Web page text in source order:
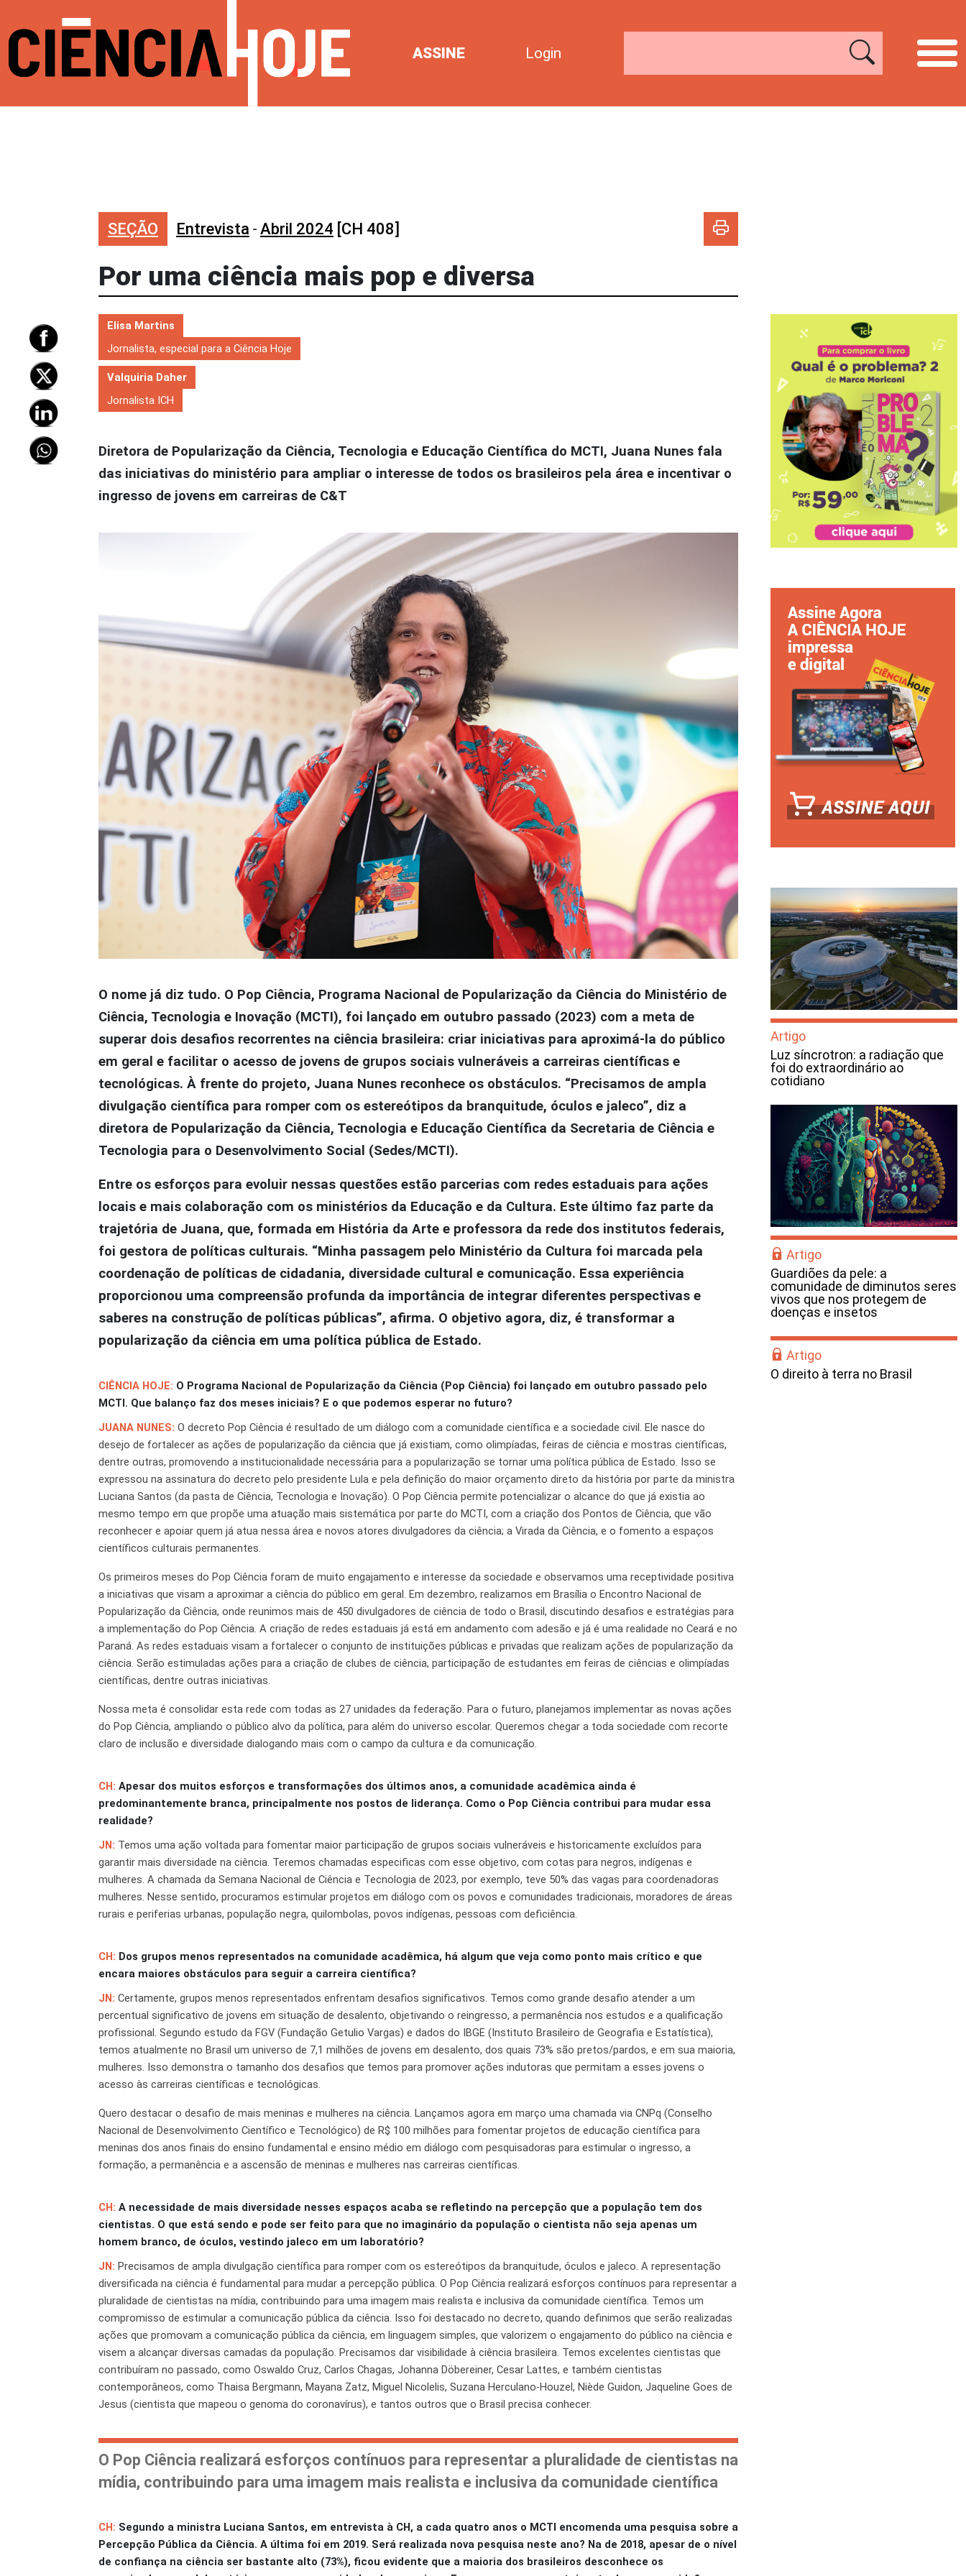
ASSINE Login
SEÇÃO Entrevista - Abril 2024 [CH 408]
Por uma ciência mais pop e diversa
Elisa Martins
Jornalista, especial para a Ciência Hoje
Valquiria Daher
Jornalista ICH
Diretora de Popularização da Ciência, Tecnologia e Educação Científica do MCTI, Juana Nunes fala
das iniciativas do ministério para ampliar o interesse de todos os brasileiros pela área e incentivar o
ingresso de jovens em carreiras de C&T
O nome já diz tudo. O Pop Ciência, Programa Nacional de Popularização da Ciência do Ministério de
Ciência, Tecnologia e Inovação (MCTI), foi lançado em outubro passado (2023) com a meta de
superar dois desafios recorrentes na ciência brasileira: criar iniciativas para aproximá-la do público
em geral e facilitar o acesso de jovens de grupos sociais vulneráveis a carreiras científicas e
tecnológicas. À frente do projeto, Juana Nunes reconhece os obstáculos. “Precisamos de ampla
divulgação científica para romper com os estereótipos da branquitude, óculos e jaleco”, diz a
diretora de Popularização da Ciência, Tecnologia e Educação Científica da Secretaria de Ciência e
Tecnologia para o Desenvolvimento Social (Sedes/MCTI).
Entre os esforços para evoluir nessas questões estão parcerias com redes estaduais para ações
locais e mais colaboração com os ministérios da Educação e da Cultura. Este último faz parte da
trajetória de Juana, que, formada em História da Arte e professora da rede dos institutos federais,
foi gestora de políticas culturais. “Minha passagem pelo Ministério da Cultura foi marcada pela
coordenação de políticas de cidadania, diversidade cultural e comunicação. Essa experiência
proporcionou uma compreensão profunda da importância de integrar diferentes perspectivas e
saberes na construção de políticas públicas”, afirma. O objetivo agora, diz, é transformar a
popularização da ciência em uma política pública de Estado.
CIÊNCIA HOJE: O Programa Nacional de Popularização da Ciência (Pop Ciência) foi lançado em outubro passado pelo
MCTI. Que balanço faz dos meses iniciais? E o que podemos esperar no futuro?
JUANA NUNES: O decreto Pop Ciência é resultado de um diálogo com a comunidade científica e a sociedade civil. Ele nasce do
desejo de fortalecer as ações de popularização da ciência que já existiam, como olimpíadas, feiras de ciência e mostras científicas,
dentre outras, promovendo a institucionalidade necessária para a popularização se tornar uma política pública de Estado. Isso se
expressou na assinatura do decreto pelo presidente Lula e pela definição do maior orçamento direto da história por parte da ministra
Luciana Santos (da pasta de Ciência, Tecnologia e Inovação). O Pop Ciência permite potencializar o alcance do que já existia ao
mesmo tempo em que propõe uma atuação mais sistemática por parte do MCTI, com a criação dos Pontos de Ciência, que vão
reconhecer e apoiar quem já atua nessa área e novos atores divulgadores da ciência; a Virada da Ciência, e o fomento a espaços
científicos culturais permanentes.
Os primeiros meses do Pop Ciência foram de muito engajamento e interesse da sociedade e observamos uma receptividade positiva
a iniciativas que visam a aproximar a ciência do público em geral. Em dezembro, realizamos em Brasília o Encontro Nacional de
Popularização da Ciência, onde reunimos mais de 450 divulgadores de ciência de todo o Brasil, discutindo desafios e estratégias para
a implementação do Pop Ciência. A criação de redes estaduais já está em andamento com adesão e já é uma realidade no Ceará e no
Paraná. As redes estaduais visam a fortalecer o conjunto de instituições públicas e privadas que realizam ações de popularização da
ciência. Serão estimuladas ações para a criação de clubes de ciência, participação de estudantes em feiras de ciências e olimpíadas
científicas, dentre outras iniciativas.
Nossa meta é consolidar esta rede com todas as 27 unidades da federação. Para o futuro, planejamos implementar as novas ações
do Pop Ciência, ampliando o público alvo da política, para além do universo escolar. Queremos chegar a toda sociedade com recorte
claro de inclusão e diversidade dialogando mais com o campo da cultura e da comunicação.
CH: Apesar dos muitos esforços e transformações dos últimos anos, a comunidade acadêmica ainda é
predominantemente branca, principalmente nos postos de liderança. Como o Pop Ciência contribui para mudar essa
realidade?
JN : Temos uma ação voltada para fomentar maior participação de grupos sociais vulneráveis e historicamente excluídos para
garantir mais diversidade na ciência. Teremos chamadas especificas com esse objetivo, com cotas para negros, indígenas e
mulheres. A chamada da Semana Nacional de Ciência e Tecnologia de 2023, por exemplo, teve 50% das vagas para coordenadoras
mulheres. Nesse sentido, procuramos estimular projetos em diálogo com os povos e comunidades tradicionais, moradores de áreas
rurais e periferias urbanas, população negra, quilombolas, povos indígenas, pessoas com deficiência.
CH: Dos grupos menos representados na comunidade acadêmica, há algum que veja como ponto mais crítico e que
encara maiores obstáculos para seguir a carreira científica?
JN : Certamente, grupos menos representados enfrentam desafios significativos. Temos como grande desafio atender a um
percentual significativo de jovens em situação de desalento, objetivando o reingresso, a permanência nos estudos e a qualificação
profissional. Segundo estudo da FGV (Fundação Getulio Vargas) e dados do IBGE (Instituto Brasileiro de Geografia e Estatística),
temos atualmente no Brasil um universo de 7,1 milhões de jovens em desalento, dos quais 73% são pretos/pardos, e em sua maioria,
mulheres. Isso demonstra o tamanho dos desafios que temos para promover ações indutoras que permitam a esses jovens o
acesso às carreiras científicas e tecnológicas.
Quero destacar o desafio de mais meninas e mulheres na ciência. Lançamos agora em março uma chamada via CNPq (Conselho
Nacional de Desenvolvimento Científico e Tecnológico) de R$ 100 milhões para fomentar projetos de educação científica para
meninas dos anos finais do ensino fundamental e ensino médio em diálogo com pesquisadoras para estimular o ingresso, a
formação, a permanência e a ascensão de meninas e mulheres nas carreiras científicas.
CH: A necessidade de mais diversidade nesses espaços acaba se refletindo na percepção que a população tem dos
cientistas. O que está sendo e pode ser feito para que no imaginário da população o cientista não seja apenas um
homem branco, de óculos, vestindo jaleco em um laboratório?
JN : Precisamos de ampla divulgação científica para romper com os estereótipos da branquitude, óculos e jaleco. A representação
diversificada na ciência é fundamental para mudar a percepção pública. O Pop Ciência realizará esforços contínuos para representar a
pluralidade de cientistas na mídia, contribuindo para uma imagem mais realista e inclusiva da comunidade científica. Temos um
compromisso de estimular a comunicação pública da ciência. Isso foi destacado no decreto, quando definimos que serão realizadas
ações que promovam a comunicação pública da ciência, em linguagem simples, que valorizem o engajamento do público na ciência e
visem a alcançar diversas camadas da população. Precisamos dar visibilidade à ciência brasileira. Temos excelentes cientistas que
contribuíram no passado, como Oswaldo Cruz, Carlos Chagas, Johanna Döbereiner, Cesar Lattes, e também cientistas
contemporâneos, como Thaisa Bergmann, Mayana Zatz, Miguel Nicolelis, Suzana Herculano-Houzel, Niède Guidon, Jaqueline Goes de
Jesus (cientista que mapeou o genoma do coronavírus), e tantos outros que o Brasil precisa conhecer.
O Pop Ciência realizará esforços contínuos para representar a pluralidade de cientistas na
mídia, contribuindo para uma imagem mais realista e inclusiva da comunidade científica
CH: Segundo a ministra Luciana Santos, em entrevista à CH, a cada quatro anos o MCTI encomenda uma pesquisa sobre a
Percepção Pública da Ciência. A última foi em 2019. Será realizada nova pesquisa neste ano? Na de 2018, apesar de o nível
de confiança na ciência ser bastante alto (73%), ficou evidente que a maioria dos brasileiros desconhece os
Artigo
Luz síncrotron: a radiação que
foi do extraordinário ao
cotidiano
Artigo
Guardiões da pele: a
comunidade de diminutos seres
vivos que nos protegem de
doenças e insetos
Artigo
O direito à terra no Brasil